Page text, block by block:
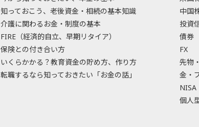
知っておこう、老後資金・相続の基本知識
介護に関わるお金・制度の基本
FIRE（経済的自立、早期リタイア）
保険との付き合い方
いくらかかる？教育資金の貯め方、作り方
転職するなら知っておきたい「お金の話」
中国
投資
債券
FX
先物
金・
NISA
個人